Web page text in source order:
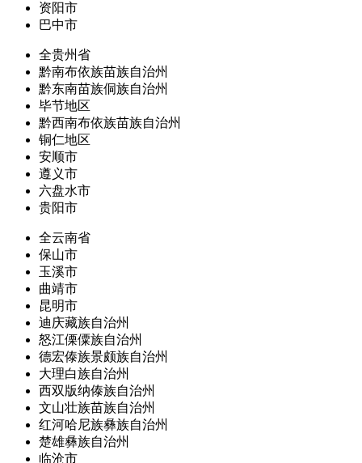
资阳市
巴中市
全贵州省
黔南布依族苗族自治州
黔东南苗族侗族自治州
毕节地区
黔西南布依族苗族自治州
铜仁地区
安顺市
遵义市
六盘水市
贵阳市
全云南省
保山市
玉溪市
曲靖市
昆明市
迪庆藏族自治州
怒江傈僳族自治州
德宏傣族景颇族自治州
大理白族自治州
西双版纳傣族自治州
文山壮族苗族自治州
红河哈尼族彝族自治州
楚雄彝族自治州
临沧市